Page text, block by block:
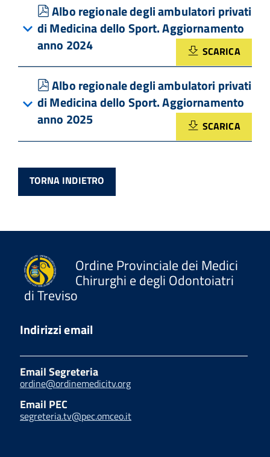
pdf
Albo regionale degli ambulatori privati
di Medicina dello Sport. Aggiornamento
anno 2024
SCARICA
pdf
Albo regionale degli ambulatori privati
di Medicina dello Sport. Aggiornamento
anno 2025
SCARICA
TORNA INDIETRO
Ordine Provinciale dei Medici
Chirurghi e degli Odontoiatri
di Treviso
Indirizzi email
Email Segreteria
ordine@ordinemedicitv.org
Email PEC
segreteria.tv@pec.omceo.it